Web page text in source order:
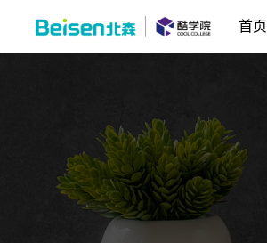
首页